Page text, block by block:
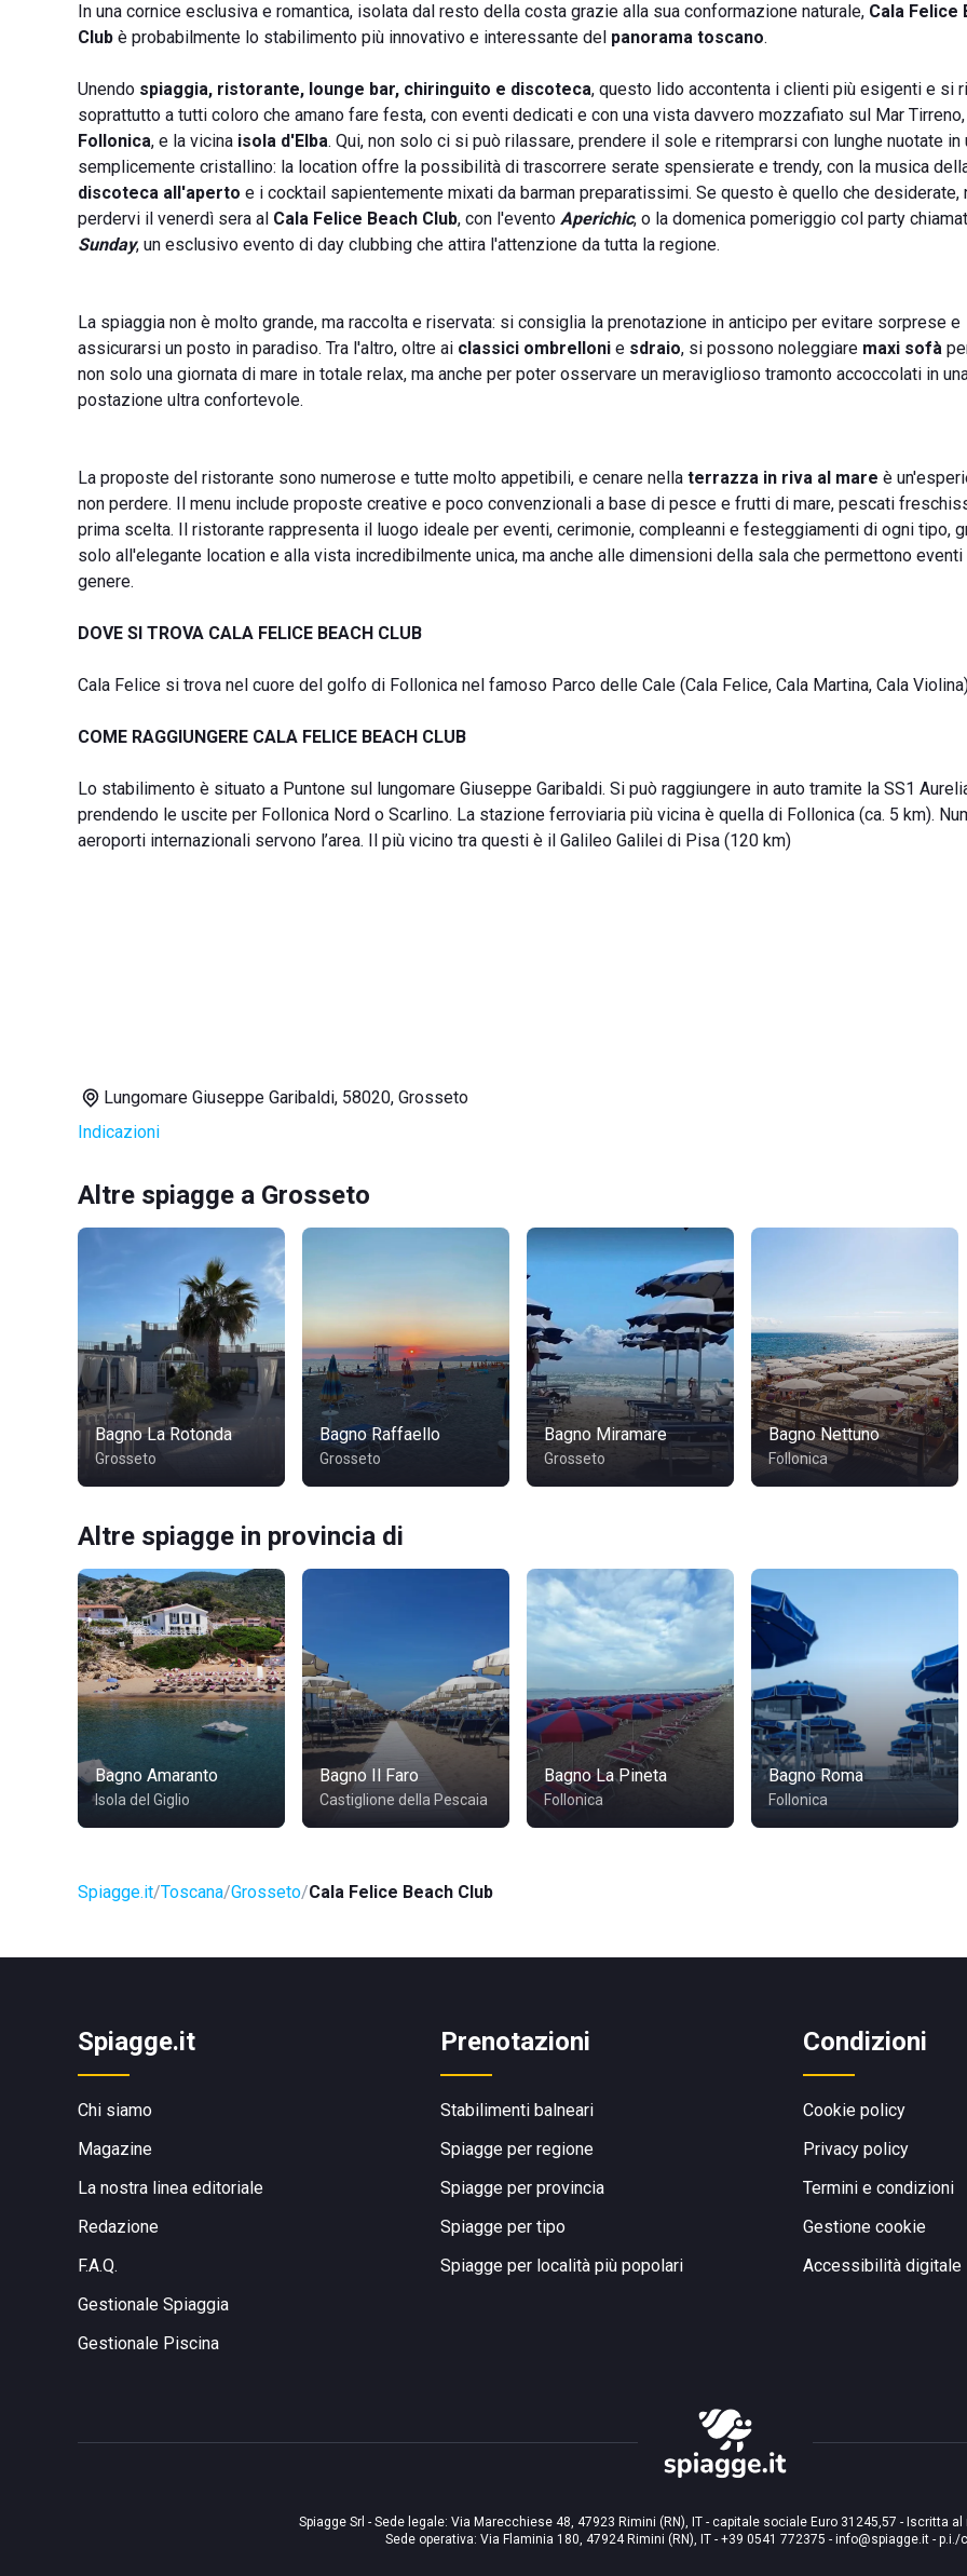
In una cornice esclusiva e romantica, isolata dal resto della costa grazie alla sua conformazione naturale, Cala Felice
Club è probabilmente lo stabilimento più innovativo e interessante del panorama toscano.
Unendo spiaggia, ristorante, lounge bar, chiringuito e discoteca, questo lido accontenta i clienti più esigenti e si
soprattutto a tutti coloro che amano fare festa, con eventi dedicati e con una vista davvero mozzafiato sul Mar
Follonica, e la vicina isola d'Elba. Qui, non solo ci si può rilassare, prendere il sole e ritemprarsi con lunghe nuotate in
semplicemente cristallino: la location offre la possibilità di trascorrere serate spensierate e trendy, con la musica
discoteca all'aperto e i cocktail sapientemente mixati da barman preparatissimi. Se questo è quello che desiderate,
perdervi il venerdì sera al Cala Felice Beach Club, con l'evento Aperichic, o la domenica pomeriggio col party
Sunday, un esclusivo evento di day clubbing che attira l'attenzione da tutta la regione.
La spiaggia non è molto grande, ma raccolta e riservata: si consiglia la prenotazione in anticipo per evitare sorprese e
assicurarsi un posto in paradiso. Tra l'altro, oltre ai classici ombrelloni e sdraio, si possono noleggiare maxi sofà
non solo una giornata di mare in totale relax, ma anche per poter osservare un meraviglioso tramonto accoccolati in
postazione ultra confortevole.
La proposte del ristorante sono numerose e tutte molto appetibili, e cenare nella terrazza in riva al mare è
non perdere. Il menu include proposte creative e poco convenzionali a base di pesce e frutti di mare, pescati
prima scelta. Il ristorante rappresenta il luogo ideale per eventi, cerimonie, compleanni e festeggiamenti di ogni tipo,
solo all'elegante location e alla vista incredibilmente unica, ma anche alle dimensioni della sala che permettono
genere.
DOVE SI TROVA CALA FELICE BEACH CLUB
Cala Felice si trova nel cuore del golfo di Follonica nel famoso Parco delle Cale (Cala Felice, Cala Martina, Cala
COME RAGGIUNGERE CALA FELICE BEACH CLUB
Lo stabilimento è situato a Puntone sul lungomare Giuseppe Garibaldi. Si può raggiungere in auto tramite la SS1
prendendo le uscite per Follonica Nord o Scarlino. La stazione ferroviaria più vicina è quella di Follonica (ca. 5 km).
aeroporti internazionali servono l’area. Il più vicino tra questi è il Galileo Galilei di Pisa (120 km)
Lungomare Giuseppe Garibaldi, 58020, Grosseto
Indicazioni
Altre spiagge a Grosseto
Bagno La Rotonda
Grosseto
Bagno Raffaello
Grosseto
Bagno Miramare
Grosseto
Bagno Nettuno
Follonica
Altre spiagge in provincia di
Bagno Amaranto
Isola del Giglio
Bagno Il Faro
Castiglione della Pescaia
Bagno La Pineta
Follonica
Bagno Roma
Follonica
Spiagge.it Toscana Grosseto Cala Felice Beach Club
Spiagge.it
Chi siamo
Magazine
La nostra linea editoriale
Redazione
F.A.Q.
Gestionale Spiaggia
Gestionale Piscina
Prenotazioni
Stabilimenti balneari
Spiagge per regione
Spiagge per provincia
Spiagge per tipo
Spiagge per località più popolari
Condizioni
Cookie policy
Privacy policy
Termini e condizioni
Gestione cookie
Accessibilità digitale
Spiagge Srl - Sede legale: Via Marecchiese 48, 47923 Rimini (RN), IT - capitale sociale Euro 31245,57 - Iscritta
Sede operativa: Via Flaminia 180, 47924 Rimini (RN), IT - +39 0541 772375 - info@spiagge.it - p.i./